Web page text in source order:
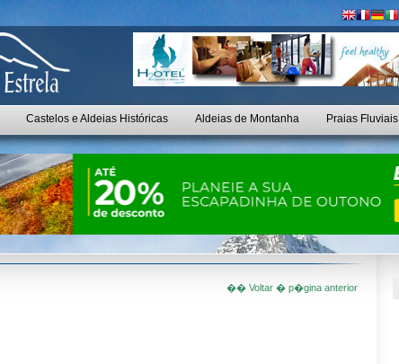
Castelos e Aldeias Históricas Aldeias de Montanha Praias Fluviais
�� Voltar � p�gina anterior